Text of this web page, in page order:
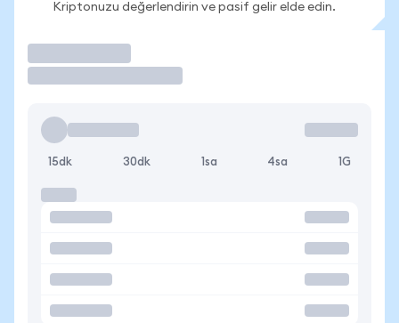
Kriptonuzu değerlendirin ve pasif gelir elde edin.
15dk 30dk 1sa 4sa 1G